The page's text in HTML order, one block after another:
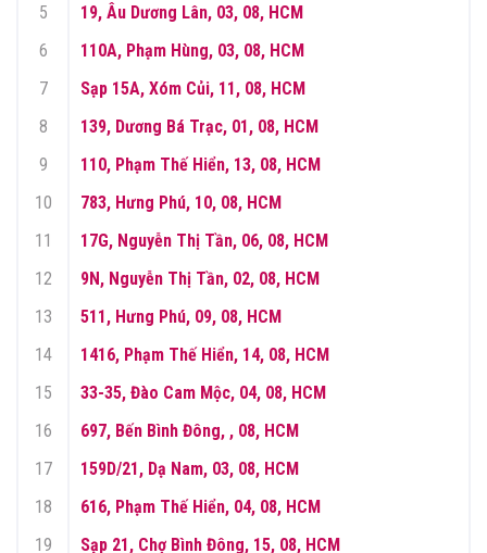
5
19, Âu Dương Lân, 03, 08, HCM
6
110A, Phạm Hùng, 03, 08, HCM
7
Sạp 15A, Xóm Củi, 11, 08, HCM
8
139, Dương Bá Trạc, 01, 08, HCM
9
110, Phạm Thế Hiển, 13, 08, HCM
10
783, Hưng Phú, 10, 08, HCM
11
17G, Nguyễn Thị Tần, 06, 08, HCM
12
9N, Nguyễn Thị Tần, 02, 08, HCM
13
511, Hưng Phú, 09, 08, HCM
14
1416, Phạm Thế Hiển, 14, 08, HCM
15
33-35, Đào Cam Mộc, 04, 08, HCM
16
697, Bến Bình Đông, , 08, HCM
17
159D/21, Dạ Nam, 03, 08, HCM
18
616, Phạm Thế Hiển, 04, 08, HCM
19
Sạp 21, Chợ Bình Đông, 15, 08, HCM